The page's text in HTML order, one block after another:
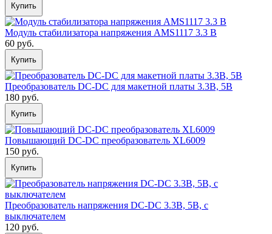
Купить
Модуль стабилизатора напряжения AMS1117 3.3 В
60 руб.
Купить
Преобразователь DC-DC для макетной платы 3.3В, 5В
180 руб.
Купить
Повышающий DC-DС преобразователь XL6009
150 руб.
Купить
Преобразователь напряжения DC-DC 3.3В, 5В, с
выключателем
120 руб.